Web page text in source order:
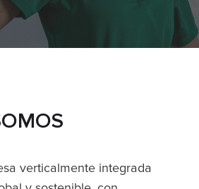
verticalmente integrada